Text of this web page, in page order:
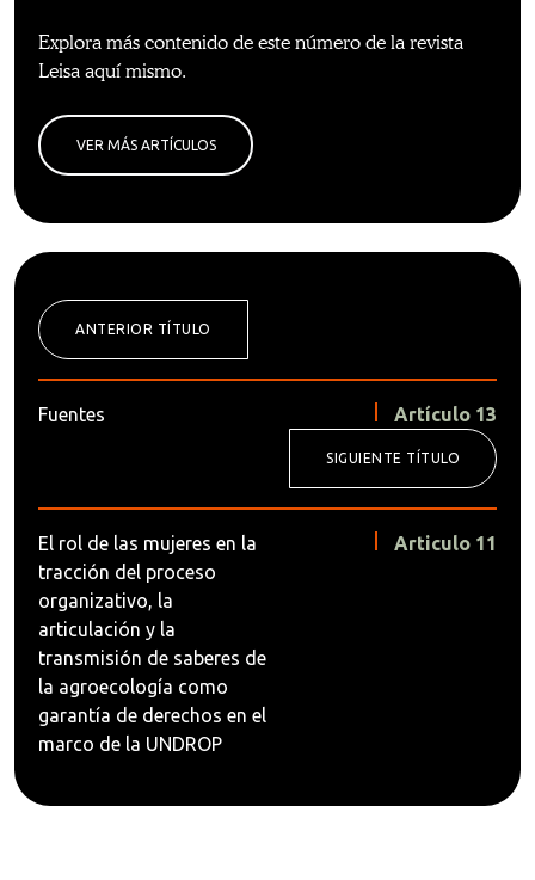
Explora más contenido de este número de la revista
Leisa aquí mismo.
VER MÁS ARTÍCULOS
ANTERIOR TÍTULO
Fuentes Artículo 13
SIGUIENTE TÍTULO
El rol de las mujeres en la
tracción del proceso
organizativo, la
articulación y la
transmisión de saberes de
la agroecología como
garantía de derechos en el
marco de la UNDROP
Articulo 11